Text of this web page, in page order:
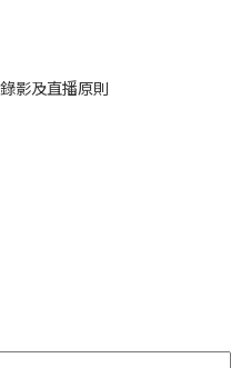
影及直播原則